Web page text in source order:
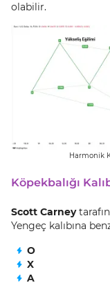
olabilir.
Harmonik
Köpekbalığı
Scott Carney
Yengeç kalıbına
O
X
A